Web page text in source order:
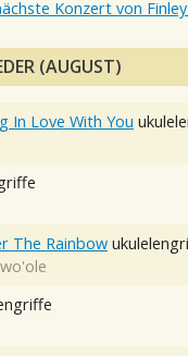
Konzert von
(AUGUST)
In Love With You
The Rainbow